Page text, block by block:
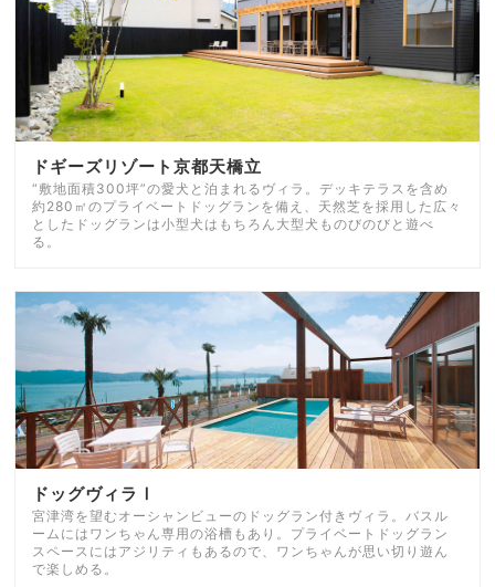
ドギーズリゾート京都天橋立
“敷地面積300坪”の愛犬と泊まれるヴィラ。デッキテラスを含め
約280㎡のプライベートドッグランを備え、天然芝を採用した広々
としたドッグランは小型犬はもちろん大型犬ものびのびと遊べ
る。
ドッグヴィラⅠ
宮津湾を望むオーシャンビューのドッグラン付きヴィラ。バスル
ームにはワンちゃん専用の浴槽もあり。プライベートドッグラン
スペースにはアジリティもあるので、ワンちゃんが思い切り遊ん
で楽しめる。